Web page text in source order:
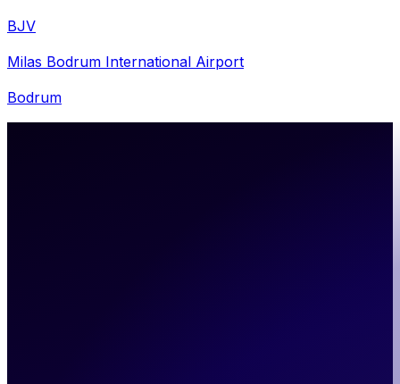
BJV
Milas Bodrum International Airport
Bodrum